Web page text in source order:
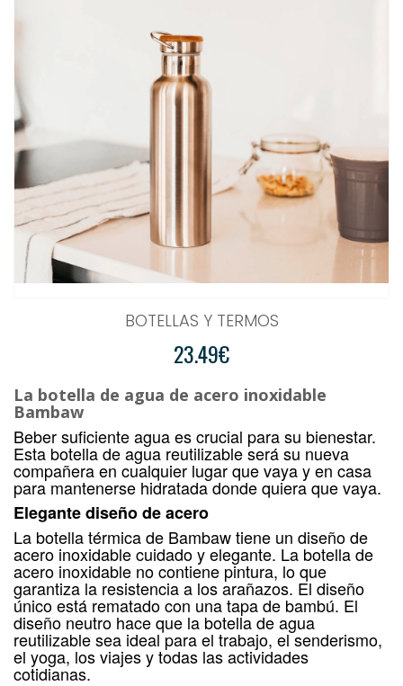
BOTELLAS Y TERMOS
23.49€
La botella de agua de acero inoxidable
Bambaw
Beber suficiente agua es crucial para su bienestar.
Esta botella de agua reutilizable será su nueva
compañera en cualquier lugar que vaya y en casa
para mantenerse hidratada donde quiera que vaya.
Elegante diseño de acero
La botella térmica de Bambaw tiene un diseño de
acero inoxidable cuidado y elegante. La botella de
acero inoxidable no contiene pintura, lo que
garantiza la resistencia a los arañazos. El diseño
único está rematado con una tapa de bambú. El
diseño neutro hace que la botella de agua
reutilizable sea ideal para el trabajo, el senderismo,
el yoga, los viajes y todas las actividades
cotidianas.